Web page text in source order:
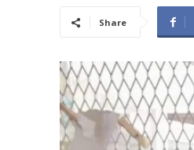
Share